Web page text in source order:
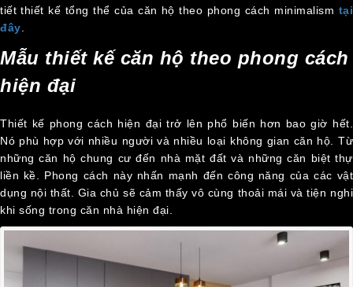
tiết thiết kế tổng thể của căn hộ theo phong cách minimalism tại
đây
Mẫu thiết kế căn hộ theo phong cách
hiện đại
Thiết kế phong cách hiện đại trở lên phổ biến hơn bao giờ hết.
Nó phù hợp với nhiều người và nhiều loại không gian căn hộ. Từ
những căn hộ chung cư đến nhà mặt đất và những căn biệt thự
liền kề. Phong cách này nhấn mạnh đến công năng của các vật
dụng nội thất. Gia chủ sẽ cảm thấy vô cùng thoải mái và tiện nghi
khi sống trong căn nhà hiện đại.